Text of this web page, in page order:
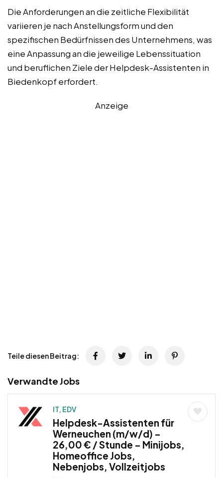
Die Anforderungen an die zeitliche Flexibilität
variieren je nach Anstellungsform und den
spezifischen Bedürfnissen des Unternehmens, was
eine Anpassung an die jeweilige Lebenssituation
und beruflichen Ziele der Helpdesk-Assistenten in
Biedenkopf erfordert.
Anzeige
Teile diesen Beitrag:
Verwandte Jobs
IT, EDV
Helpdesk-Assistenten für
Werneuchen (m/w/d) –
26,00 € / Stunde – Minijobs,
Homeoffice Jobs,
Nebenjobs, Vollzeitjobs